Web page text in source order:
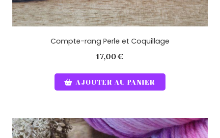
Compte-rang Perle et Coquillage
17,00€
AJOUTER AU PANIER